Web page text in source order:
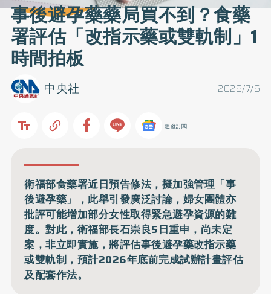
事後避孕藥藥局買不到？食藥
署評估「改指示藥或雙軌制」1
時間拍板
2026/7/6
中央社
追蹤訂閱
衛福部食藥署近日預告修法，擬加強管理「事
後避孕藥」，此舉引發廣泛討論，婦女團體亦
批評可能增加部分女性取得緊急避孕資源的難
度。對此，衛福部長石崇良5日重申，尚未定
案，非立即實施，將評估事後避孕藥改指示藥
或雙軌制，預計2026年底前完成試辦計畫評估
及配套作法。